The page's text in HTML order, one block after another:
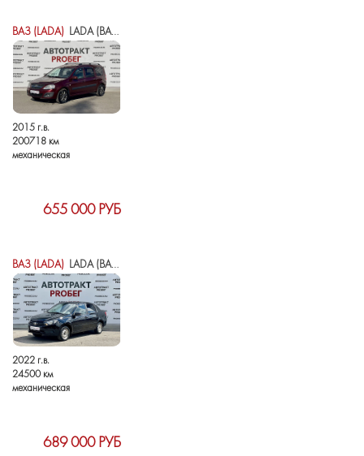
ВАЗ (LADA) LADA (ВАЗ) LARGUS I
2015 г.в.
200718 км
механическая
655 000 РУБ
ВАЗ (LADA) LADA (ВАЗ) GRANTA I РЕСТАЙЛИНГ
2022 г.в.
24500 км
механическая
689 000 РУБ